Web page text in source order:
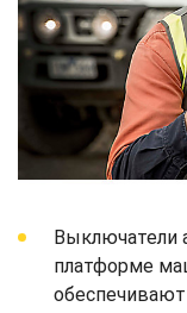
Выключатели
платформе